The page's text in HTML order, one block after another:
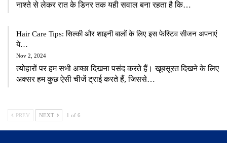
नाश्ते से लेकर रात के डिनर तक यही सवाल बना रहता है कि…
Hair Care Tips: सिल्की और शाइनी बालों के लिए इस फेस्टिव सीजन अपनाएं
ये…
Nov 2, 2024
त्योहारों पर हम सभी अच्छा दिखना पसंद करते हैं। खूबसूरत दिखने के लिए
अक्सर हम कुछ ऐसी चीजें ट्राई करते हैं, जिससे…
PREV NEXT 1 of 6